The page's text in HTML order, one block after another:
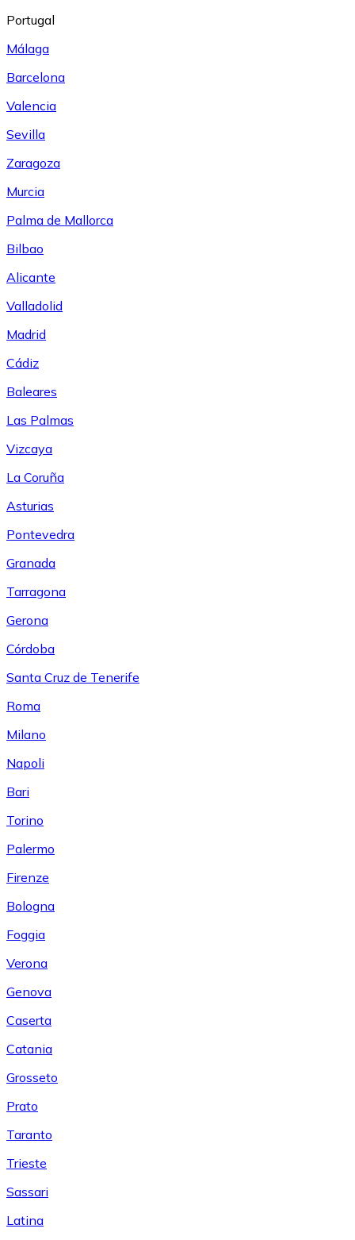
Portugal
Málaga
Barcelona
Valencia
Sevilla
Zaragoza
Murcia
Palma de Mallorca
Bilbao
Alicante
Valladolid
Madrid
Cádiz
Baleares
Las Palmas
Vizcaya
La Coruña
Asturias
Pontevedra
Granada
Tarragona
Gerona
Córdoba
Santa Cruz de Tenerife
Roma
Milano
Napoli
Bari
Torino
Palermo
Firenze
Bologna
Foggia
Verona
Genova
Caserta
Catania
Grosseto
Prato
Taranto
Trieste
Sassari
Latina